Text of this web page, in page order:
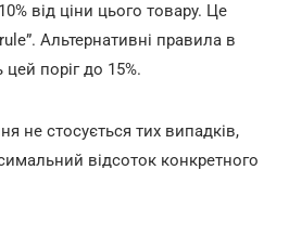
від ціни цього товару. Це
Альтернативні правила в
поріг до 15%.
не стосується тих випадків,
відсоток конкретного